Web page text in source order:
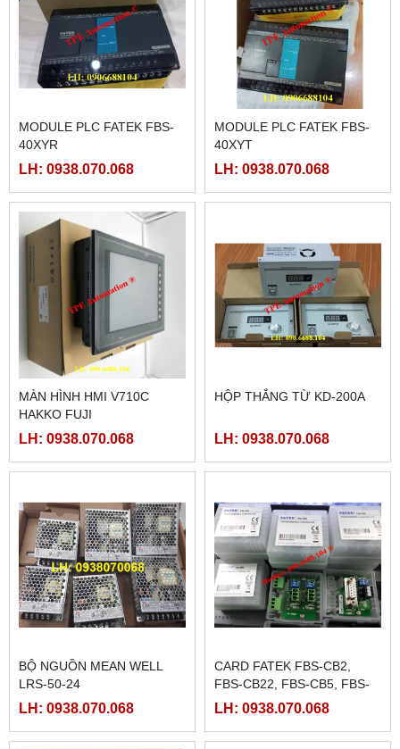
MODULE PLC FATEK FBS-
40XYR
LH: 0938.070.068
MODULE PLC FATEK FBS-
40XYT
LH: 0938.070.068
MÀN HÌNH HMI V710C
HAKKO FUJI
LH: 0938.070.068
HỘP THẮNG TỪ KD-200A
LH: 0938.070.068
BỘ NGUỒN MEAN WELL
LRS-50-24
LH: 0938.070.068
CARD FATEK FBS-CB2,
FBS-CB22, FBS-CB5, FBS-
CB25, FBS-CB55
LH: 0938.070.068